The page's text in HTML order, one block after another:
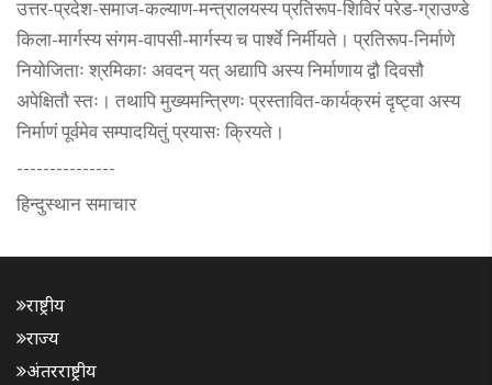
उत्तर-प्रदेश-समाज-कल्याण-मन्त्रालयस्य प्रतिरूप-शिविरं परेड-ग्राउण्डे
किला-मार्गस्य संगम-वापसी-मार्गस्य च पार्श्वे निर्मीयते। प्रतिरूप-निर्माणे
नियोजिताः श्रमिकाः अवदन् यत् अद्यापि अस्य निर्माणाय द्वौ दिवसौ
अपेक्षितौ स्तः। तथापि मुख्यमन्त्रिणः प्रस्तावित-कार्यक्रमं दृष्ट्वा अस्य
निर्माणं पूर्वमेव सम्पादयितुं प्रयासः क्रियते।
---------------
हिन्दुस्थान समाचार
राष्ट्रीय
राज्य
अंतरराष्ट्रीय